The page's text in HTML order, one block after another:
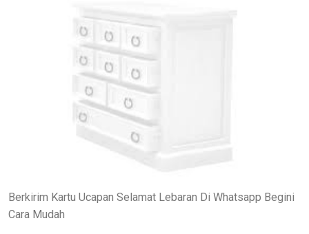
Berkirim Kartu Ucapan Selamat Lebaran Di Whatsapp Begini
Cara Mudah